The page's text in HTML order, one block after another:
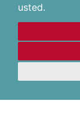
usted.